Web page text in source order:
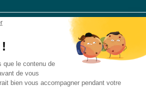
127 Boulevard de l’Europe
CONTACT